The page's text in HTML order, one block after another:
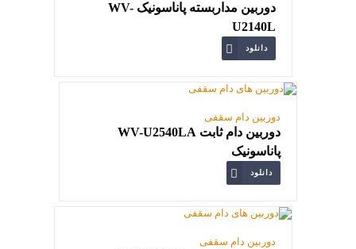
دوربین مداربسته پاناسونیک WV-
U2140L
دانلود
دوربین دام سقفی
دوربین دام ثابت WV-U2540LA
پاناسونیک
دانلود
دوربین دام سقفی